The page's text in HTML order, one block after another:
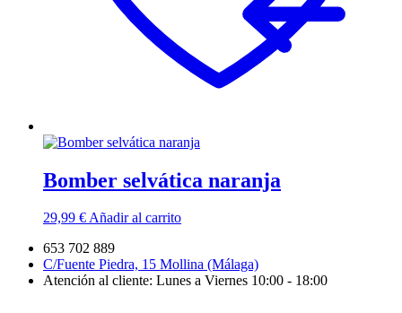
Bomber selvática naranja
29,99 €Añadir al carrito
653 702 889
C/Fuente Piedra, 15 Mollina (Málaga)
Atención al cliente: Lunes a Viernes 10:00 - 18:00